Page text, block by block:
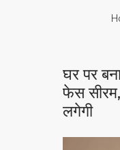
घर पर
फेस
लगेगी